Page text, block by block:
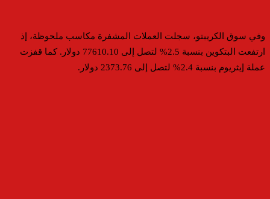
وفي سوق الكريبتو، سجلت العملات المشفرة مكاسب ملحوظة، إذ
ارتفعت البتكوين بنسبة 2.5% لتصل إلى 77610.10 دولار. كما قفزت
عملة إيثريوم بنسبة 2.4% لتصل إلى 2373.76 دولار.